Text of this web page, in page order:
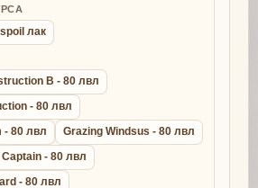
лак
B - 80 лвл
- 80 лвл
- 80 лвл
Grazing Windsus - 80 лвл
- 80 лвл
- 80 лвл